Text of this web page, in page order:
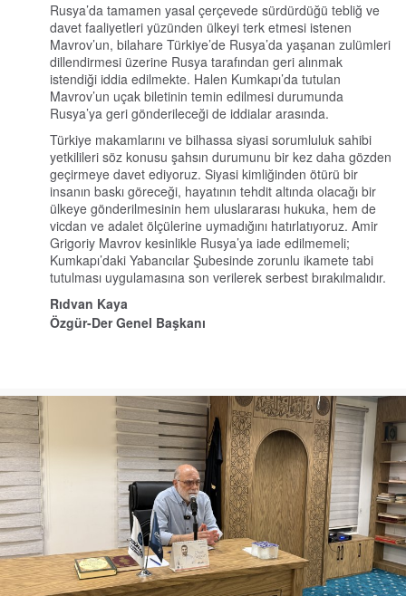
Rusya’da tamamen yasal çerçevede sürdürdüğü tebliğ ve
davet faaliyetleri yüzünden ülkeyi terk etmesi istenen
Mavrov’un, bilahare Türkiye’de Rusya’da yaşanan zulümleri
dillendirmesi üzerine Rusya tarafından geri alınmak
istendiği iddia edilmekte. Halen Kumkapı’da tutulan
Mavrov’un uçak biletinin temin edilmesi durumunda
Rusya’ya geri gönderileceği de iddialar arasında.
Türkiye makamlarını ve bilhassa siyasi sorumluluk sahibi
yetkilileri söz konusu şahsın durumunu bir kez daha gözden
geçirmeye davet ediyoruz. Siyasi kimliğinden ötürü bir
insanın baskı göreceği, hayatının tehdit altında olacağı bir
ülkeye gönderilmesinin hem uluslararası hukuka, hem de
vicdan ve adalet ölçülerine uymadığını hatırlatıyoruz. Amir
Grigoriy Mavrov kesinlikle Rusya’ya iade edilmemeli;
Kumkapı’daki Yabancılar Şubesinde zorunlu ikamete tabi
tutulması uygulamasına son verilerek serbest bırakılmalıdır.
Rıdvan Kaya
Özgür-Der Genel Başkanı